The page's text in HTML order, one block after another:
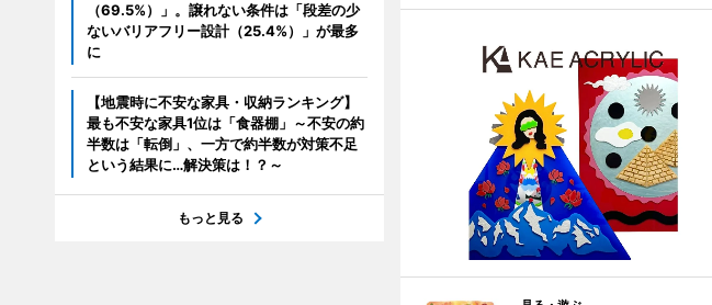
（69.5%）」。譲れない条件は「段差の少
ないバリアフリー設計（25.4%）」が最多
に
【地震時に不安な家具・収納ランキング】
最も不安な家具1位は「食器棚」～不安の約
半数は「転倒」、一方で約半数が対策不足
という結果に…解決策は！？～
もっと見る